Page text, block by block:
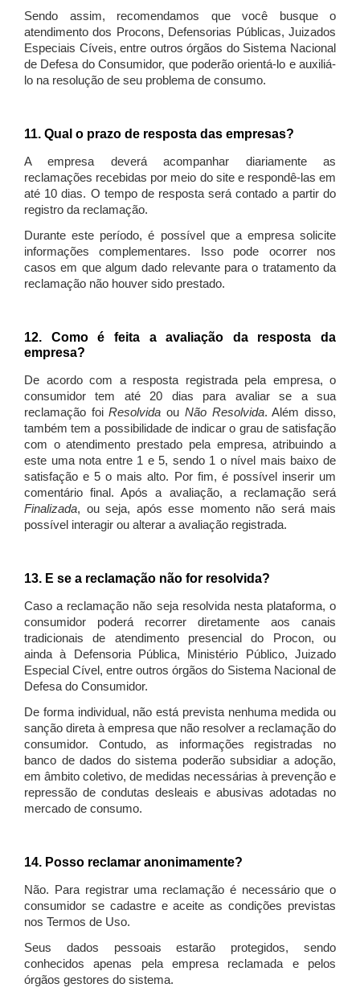
Sendo assim, recomendamos que você busque o
atendimento dos Procons, Defensorias Públicas, Juizados
Especiais Cíveis, entre outros órgãos do Sistema Nacional
de Defesa do Consumidor, que poderão orientá-lo e auxiliá-
lo na resolução de seu problema de consumo.
11. Qual o prazo de resposta das empresas?
A empresa deverá acompanhar diariamente as
reclamações recebidas por meio do site e respondê-las em
até 10 dias. O tempo de resposta será contado a partir do
registro da reclamação.
Durante este período, é possível que a empresa solicite
informações complementares. Isso pode ocorrer nos
casos em que algum dado relevante para o tratamento da
reclamação não houver sido prestado.
12. Como é feita a avaliação da resposta da
empresa?
De acordo com a resposta registrada pela empresa, o
consumidor tem até 20 dias para avaliar se a sua
reclamação foiResolvida ou Não Resolvida. Além disso,
também tem a possibilidade de indicar o grau de satisfação
com o atendimento prestado pela empresa, atribuindo a
este uma nota entre 1 e 5, sendo 1 o nível mais baixo de
satisfação e 5 o mais alto. Por fim, é possível inserir um
comentário final. Após a avaliação, a reclamação será
Finalizada, ou seja, após esse momento não será mais
possível interagir ou alterar a avaliação registrada.
13. E se a reclamação não for resolvida?
Caso a reclamação não seja resolvida nesta plataforma, o
consumidor poderá recorrer diretamente aos canais
tradicionais de atendimento presencial do Procon, ou
ainda à Defensoria Pública, Ministério Público, Juizado
Especial Cível, entre outros órgãos do Sistema Nacional de
Defesa do Consumidor.
De forma individual, não está prevista nenhuma medida ou
sanção direta à empresa que não resolver a reclamação do
consumidor. Contudo, as informações registradas no
banco de dados do sistema poderão subsidiar a adoção,
em âmbito coletivo, de medidas necessárias à prevenção e
repressão de condutas desleais e abusivas adotadas no
mercado de consumo.
14. Posso reclamar anonimamente?
Não. Para registrar uma reclamação é necessário que o
consumidor se cadastre e aceite as condições previstas
nos Termos de Uso.
Seus dados pessoais estarão protegidos, sendo
conhecidos apenas pela empresa reclamada e pelos
órgãos gestores do sistema.